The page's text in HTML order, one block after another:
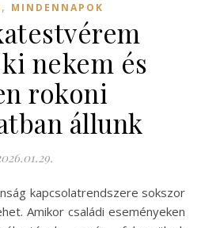
, MINDENNAPOK
nekem és
rokoni
állunk
Amikor családi eseményeken